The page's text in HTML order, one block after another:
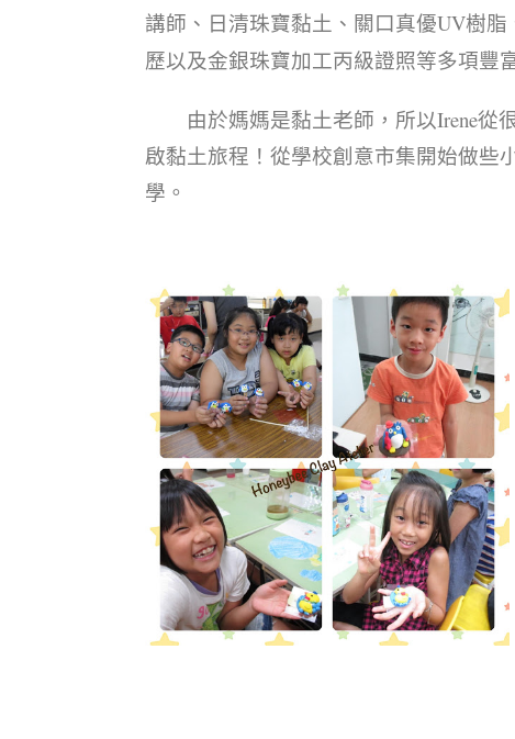
講師、日清珠寶黏土、關口真優UV樹
歷以及金銀珠寶加工丙級證照等多項豐
由於媽媽是黏土老師，所以Irene從
啟黏土旅程！ 從學校創意市集開始做些
學。